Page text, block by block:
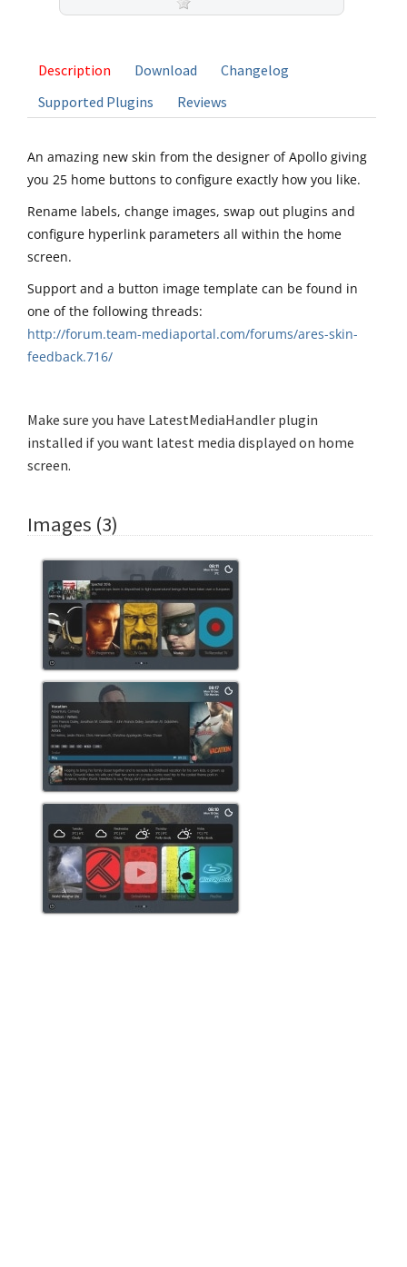
Description Download
Changelog
Supported Plugins
Reviews
An amazing new skin from the designer of Apollo giving
you 25 home buttons to configure exactly how you like.
Rename labels, change images, swap out plugins and
configure hyperlink parameters all within the home
screen.
Support and a button image template can be found in
one of the following threads:
http://forum.team-mediaportal.com/forums/ares-skin-
feedback.716/
Make sure you have LatestMediaHandler plugin
installed if you want latest media displayed on home
screen.
Images (3)